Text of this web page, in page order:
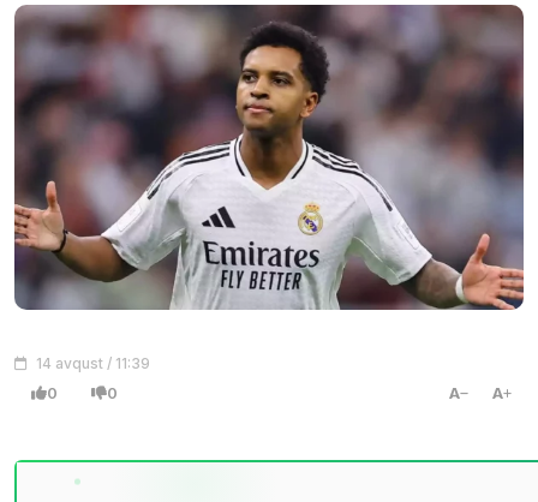
14 avqust / 11:39
0 0 A A